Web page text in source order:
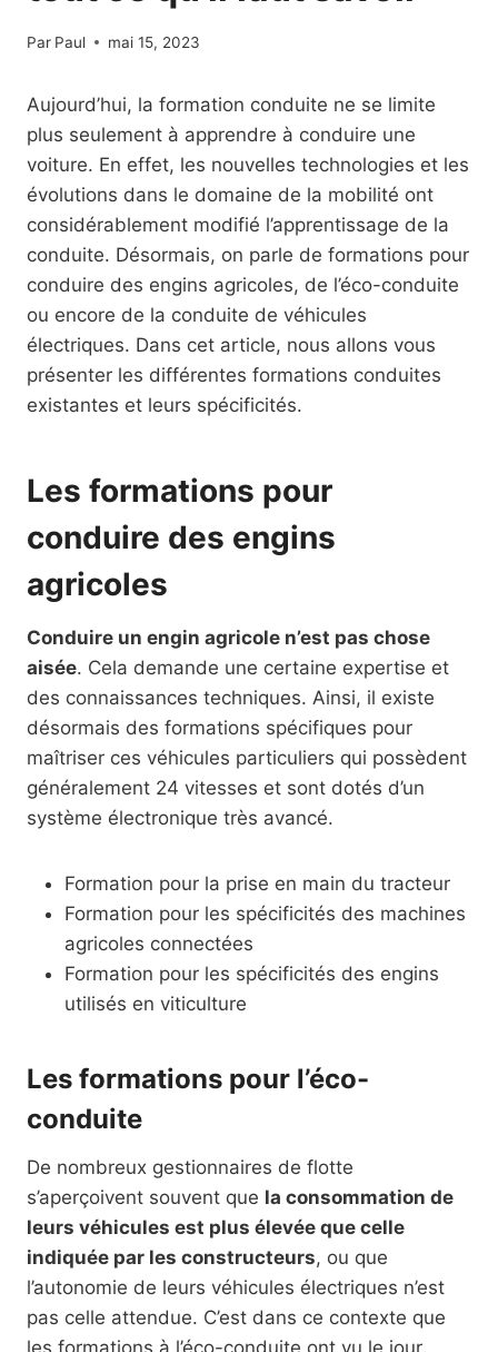
Par Paul mai 15, 2023
Aujourd’hui, la formation conduite ne se limite
plus seulement à apprendre à conduire une
voiture. En effet, les nouvelles technologies et les
évolutions dans le domaine de la mobilité ont
considérablement modifié l’apprentissage de la
conduite. Désormais, on parle de formations pour
conduire des engins agricoles, de l’éco-conduite
ou encore de la conduite de véhicules
électriques. Dans cet article, nous allons vous
présenter les différentes formations conduites
existantes et leurs spécificités.
Les formations pour
conduire des engins
agricoles
Conduire un engin agricole n’est pas chose
aisée. Cela demande une certaine expertise et
des connaissances techniques. Ainsi, il existe
désormais des formations spécifiques pour
maîtriser ces véhicules particuliers qui possèdent
généralement 24 vitesses et sont dotés d’un
système électronique très avancé.
Formation pour la prise en main du tracteur
Formation pour les spécificités des machines
agricoles connectées
Formation pour les spécificités des engins
utilisés en viticulture
Les formations pour l’éco-
conduite
De nombreux gestionnaires de flotte
s’aperçoivent souvent que la consommation de
leurs véhicules est plus élevée que celle
indiquée par les constructeurs, ou que
l’autonomie de leurs véhicules électriques n’est
pas celle attendue. C’est dans ce contexte que
les formations à l’éco-conduite ont vu le jour.